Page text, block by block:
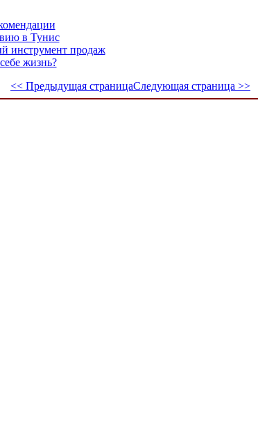
в Тунис
инструмент продаж
жизнь?
<< Предыдущая страницаСледующая страница >>